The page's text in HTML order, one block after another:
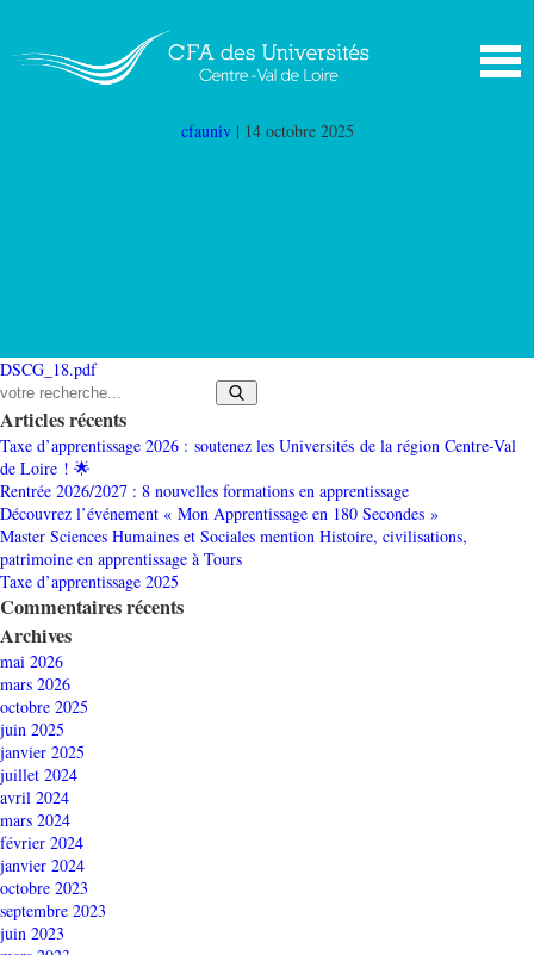
et de gestion Bourges (DSCG 18)
cfauniv | 14 octobre 2025
DSCG_18.pdf
Articles récents
Taxe d’apprentissage 2026 : soutenez les Universités de la région Centre-Val
de Loire ! 🌟
Rentrée 2026/2027 : 8 nouvelles formations en apprentissage
Découvrez l’événement « Mon Apprentissage en 180 Secondes »
Master Sciences Humaines et Sociales mention Histoire, civilisations,
patrimoine en apprentissage à Tours
Taxe d’apprentissage 2025
Commentaires récents
Archives
mai 2026
mars 2026
octobre 2025
juin 2025
janvier 2025
juillet 2024
avril 2024
mars 2024
février 2024
janvier 2024
octobre 2023
septembre 2023
juin 2023